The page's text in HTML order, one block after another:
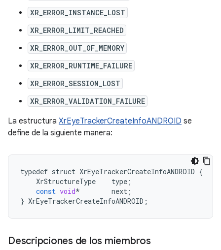
XR_ERROR_INSTANCE_LOST
XR_ERROR_LIMIT_REACHED
XR_ERROR_OUT_OF_MEMORY
XR_ERROR_RUNTIME_FAILURE
XR_ERROR_SESSION_LOST
XR_ERROR_VALIDATION_FAILURE
La estructura XrEyeTrackerCreateInfoANDROID se
define de la siguiente manera:
typedef struct XrEyeTrackerCreateInfoANDROID {
XrStructureType
type ;
const void* next ;
} XrEyeTrackerCreateInfoANDROID ;
Descripciones de los miembros